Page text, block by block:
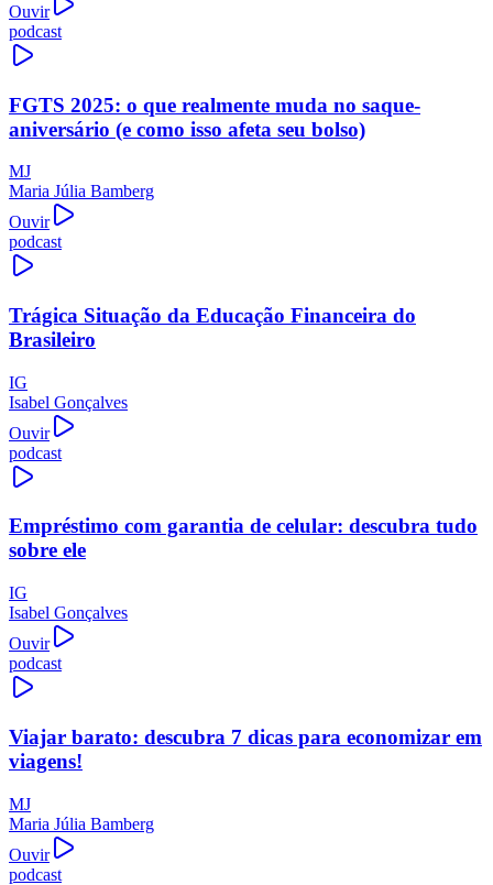
Ouvir
podcast
FGTS 2025: o que realmente muda no saque-
aniversário (e como isso afeta seu bolso)
MJ
Maria Júlia Bamberg
Ouvir
podcast
Trágica Situação da Educação Financeira do
Brasileiro
IG
Isabel Gonçalves
Ouvir
podcast
Empréstimo com garantia de celular: descubra tudo
sobre ele
IG
Isabel Gonçalves
Ouvir
podcast
Viajar barato: descubra 7 dicas para economizar em
viagens!
MJ
Maria Júlia Bamberg
Ouvir
podcast